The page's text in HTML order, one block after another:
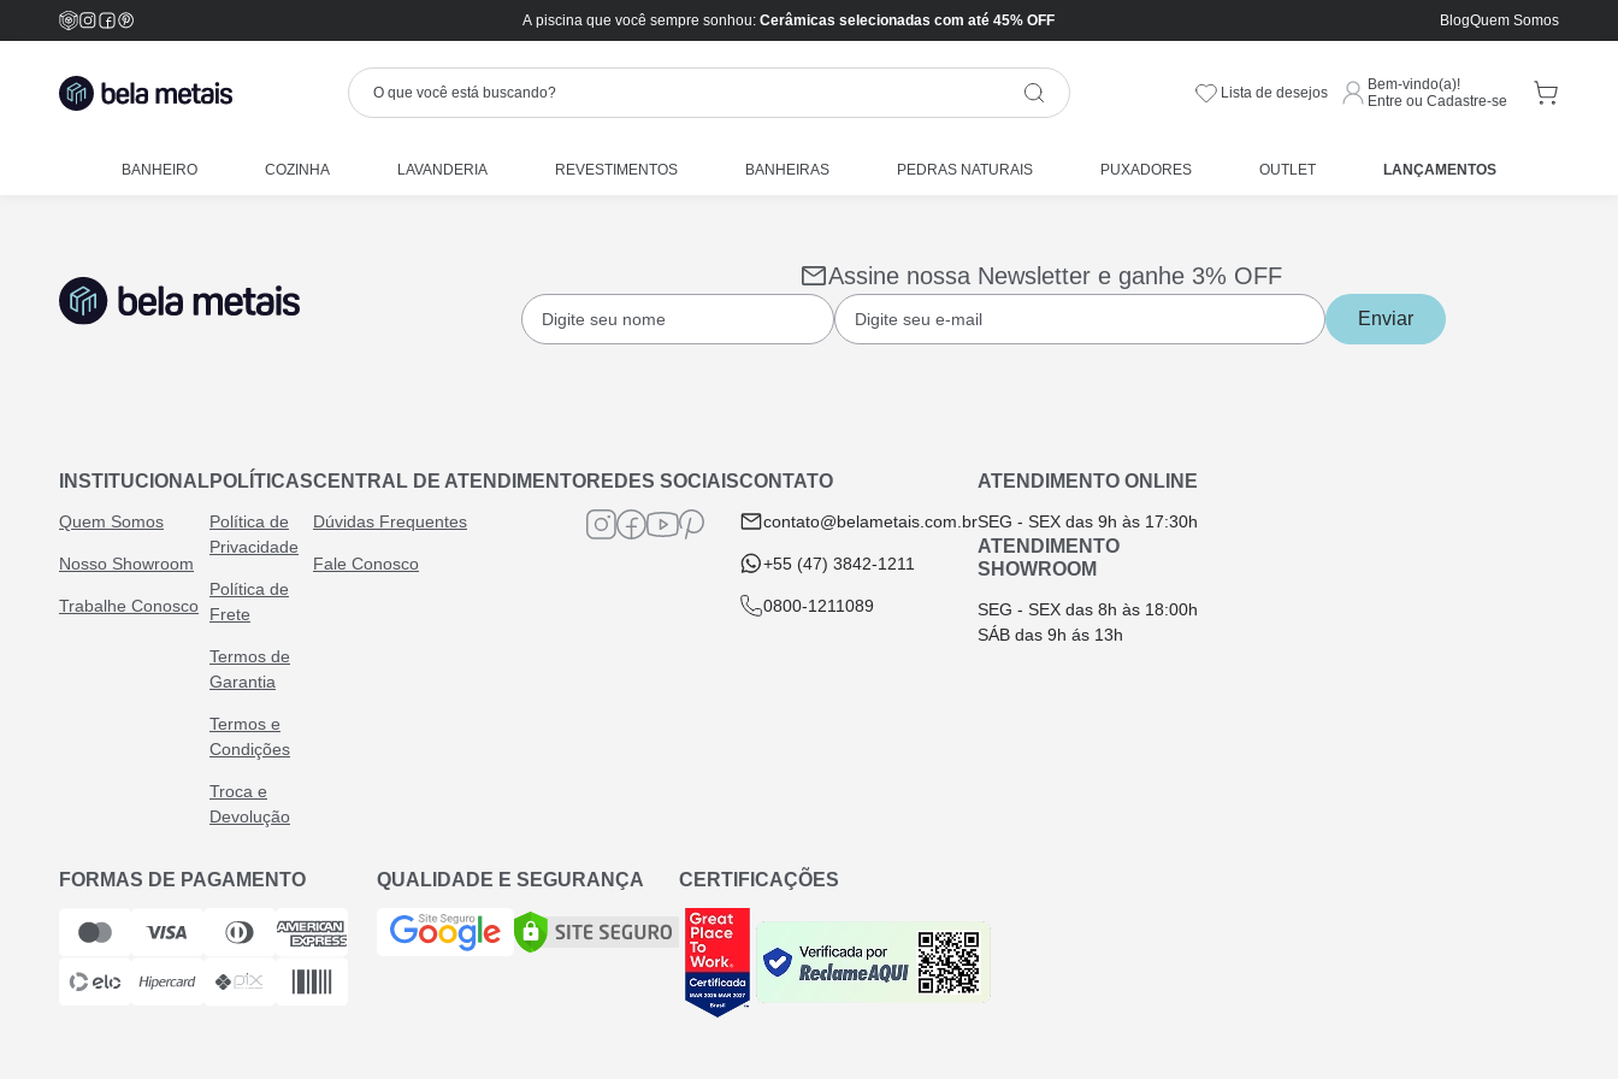
A piscina que você sempre sonhou: Cerâmicas selecionadas com até 45% OFF BlogQuem Somos
Lista de desejos
Bem-vindo(a)!
Entre ou Cadastre-se
BANHEIRO COZINHA LAVANDERIA REVESTIMENTOS BANHEIRAS PEDRAS NATURAIS PUXADORES OUTLET LANÇAMENTOS
Assine nossa Newsletter e ganhe 3% OFF
Enviar
INSTITUCIONAL
Quem Somos
Nosso Showroom
Trabalhe Conosco
POLÍTICAS
Política de
Privacidade
Política de
Frete
Termos de
Garantia
Termos e
Condições
Troca e
Devolução
CENTRAL DE ATENDIMENTO
Dúvidas Frequentes
Fale Conosco
REDES SOCIAISCONTATO
contato@belametais.com.br
+55 (47) 3842-1211
0800-1211089
ATENDIMENTO ONLINE
SEG - SEX das 9h às 17:30h
ATENDIMENTO
SHOWROOM
SEG - SEX das 8h às 18:00h
SÁB das 9h ás 13h
FORMAS DE PAGAMENTO QUALIDADE E SEGURANÇA CERTIFICAÇÕES